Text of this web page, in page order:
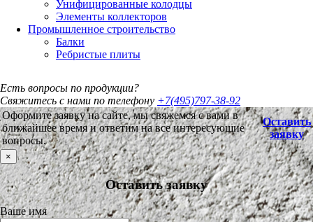
Унифицированные колодцы
Элементы коллекторов
Промышленное строительство
Балки
Ребристые плиты
Есть вопросы по продукции?
Свяжитесь с нами по телефону +7(495)797-38-92
Оформите заявку на сайте, мы свяжемся с вами в
ближайшее время и ответим на все интересующие
вопросы.
Оставить
заявку
×
Оставить заявку
Ваше имя